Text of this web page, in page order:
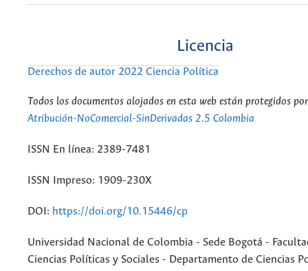
Licencia
Derechos de autor 2022 Ciencia Política
Todos los documentos alojados en esta web están protegidos
Atribución-NoComercial-SinDerivadas 2.5 Colombia
ISSN En línea: 2389-7481
ISSN Impreso: 1909-230X
DOI: https://doi.org/10.15446/cp
Universidad Nacional de Colombia - Sede Bogotá -
Ciencias Políticas y Sociales - Departamento de Ciencias